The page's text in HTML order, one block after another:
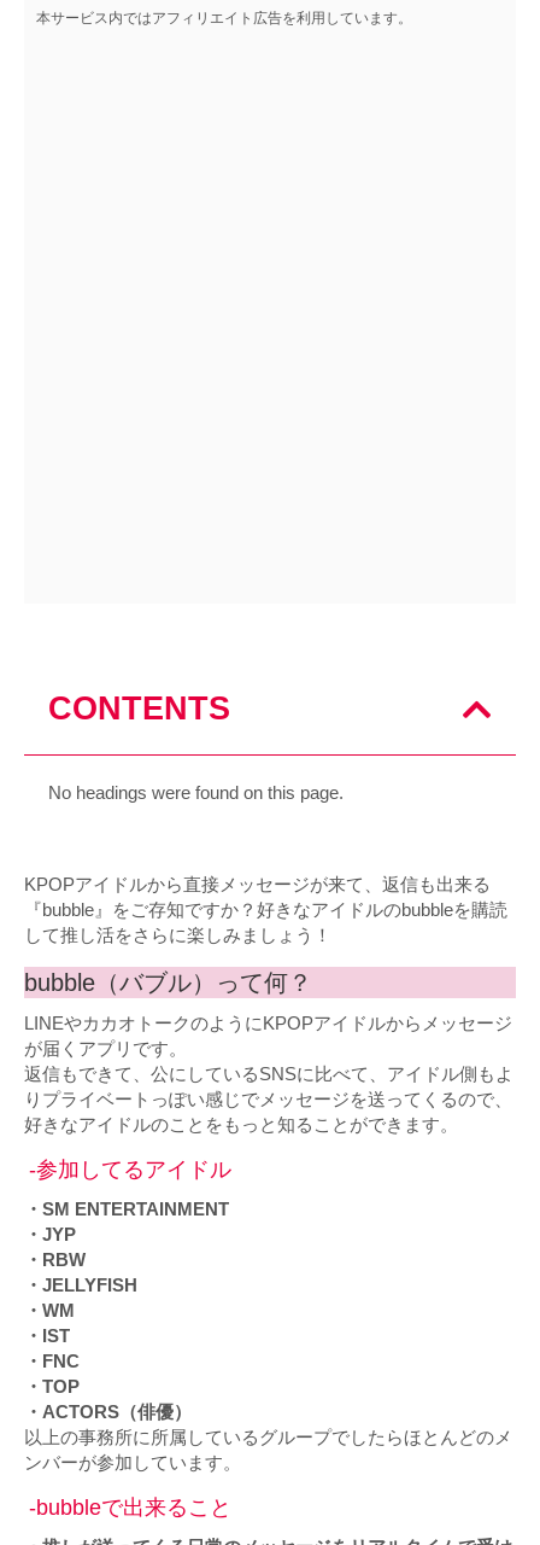
本サービス内ではアフィリエイト広告を利用しています。
CONTENTS
No headings were found on this page.
KPOPアイドルから直接メッセージが来て、返信も出来る
『bubble』をご存知ですか？好きなアイドルのbubbleを購読
して推し活をさらに楽しみましょう！
bubble（バブル）って何？
LINEやカカオトークのようにKPOPアイドルからメッセージ
が届くアプリです。
返信もできて、公にしているSNSに比べて、アイドル側もよ
りプライベートっぽい感じでメッセージを送ってくるので、
好きなアイドルのことをもっと知ることができます。
-参加してるアイドル
・SM ENTERTAINMENT
・JYP
・RBW
・JELLYFISH
・WM
・IST
・FNC
・TOP
・ACTORS（俳優）
以上の事務所に所属しているグループでしたらほとんどのメ
ンバーが参加しています。
-bubbleで出来ること